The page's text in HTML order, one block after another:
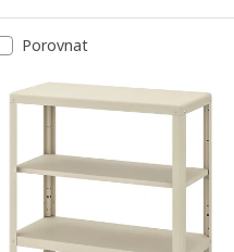
Porovnat